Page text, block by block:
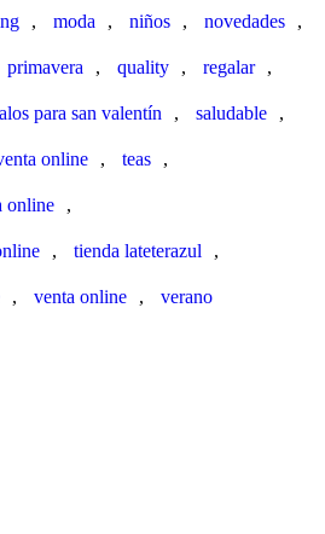
, moda , niños , novedades ,
primavera , quality , regalar ,
para san valentín , saludable ,
online , teas ,
online ,
, tienda lateterazul ,
, venta online , verano